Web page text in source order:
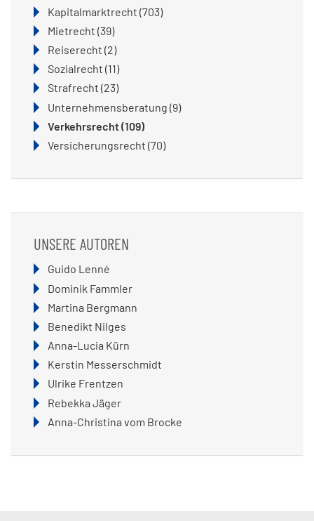
Kapitalmarktrecht (703)
Mietrecht (39)
Reiserecht (2)
Sozialrecht (11)
Strafrecht (23)
Unternehmensberatung (9)
Verkehrsrecht(109)
Versicherungsrecht (70)
UNSERE AUTOREN
Navigation
überspringen
Guido Lenné
Dominik Fammler
Martina Bergmann
Benedikt Nilges
Anna-Lucia Kürn
Kerstin Messerschmidt
Ulrike Frentzen
Rebekka Jäger
Anna-Christina vom Brocke